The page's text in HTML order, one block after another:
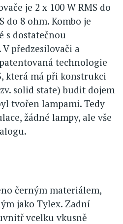
je 2 x 100 W RMS do
do 8 ohm. Kombo je
s dostatečnou
předzesilovači a
technologie
která má při konstrukci
solid state) budit dojem
tvořen lampami. Tedy
žádné lampy, ale vše
černým materiálem,
jako Tylex. Zadní
vcelku vkusně